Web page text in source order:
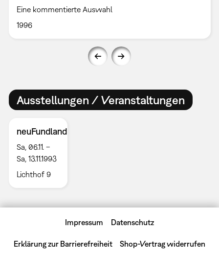
Eine kommentierte Auswahl
1996
Ausstellungen / Veranstaltungen
neuFundland
Sa, 06.11. –
Sa, 13.11.1993
Lichthof 9
Impressum Datenschutz
Erklärung zur Barrierefreiheit Shop-Vertrag widerrufen